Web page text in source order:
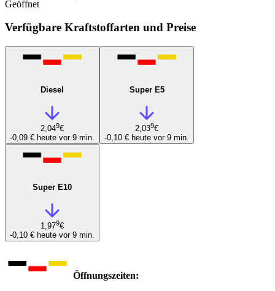
Geöffnet
Verfügbare Kraftstoffarten und Preise
Diesel
2,049€
-0,09 € heute vor 9 min.
Super E5
2,039€
-0,10 € heute vor 9 min.
Super E10
1,979€
-0,10 € heute vor 9 min.
Öffnungszeiten: